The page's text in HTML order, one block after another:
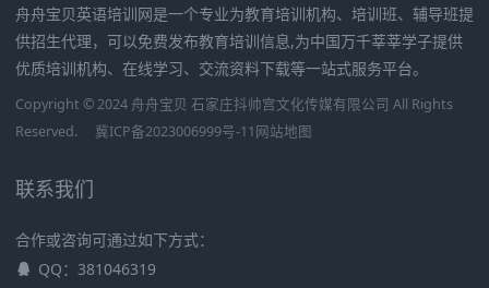
舟舟宝贝英语培训网是一个专业为教育培训机构、培训班、辅导班提
供招生代理，可以免费发布教育培训信息,为中国万千莘莘学子提供
优质培训机构、在线学习、交流资料下载等一站式服务平台。
Copyright © 2024 舟舟宝贝 石家庄抖帅宫文化传媒有限公司 All Rights
Reserved.
冀ICP备2023006999号-11网站地图
联系我们
合作或咨询可通过如下方式：
QQ：381046319